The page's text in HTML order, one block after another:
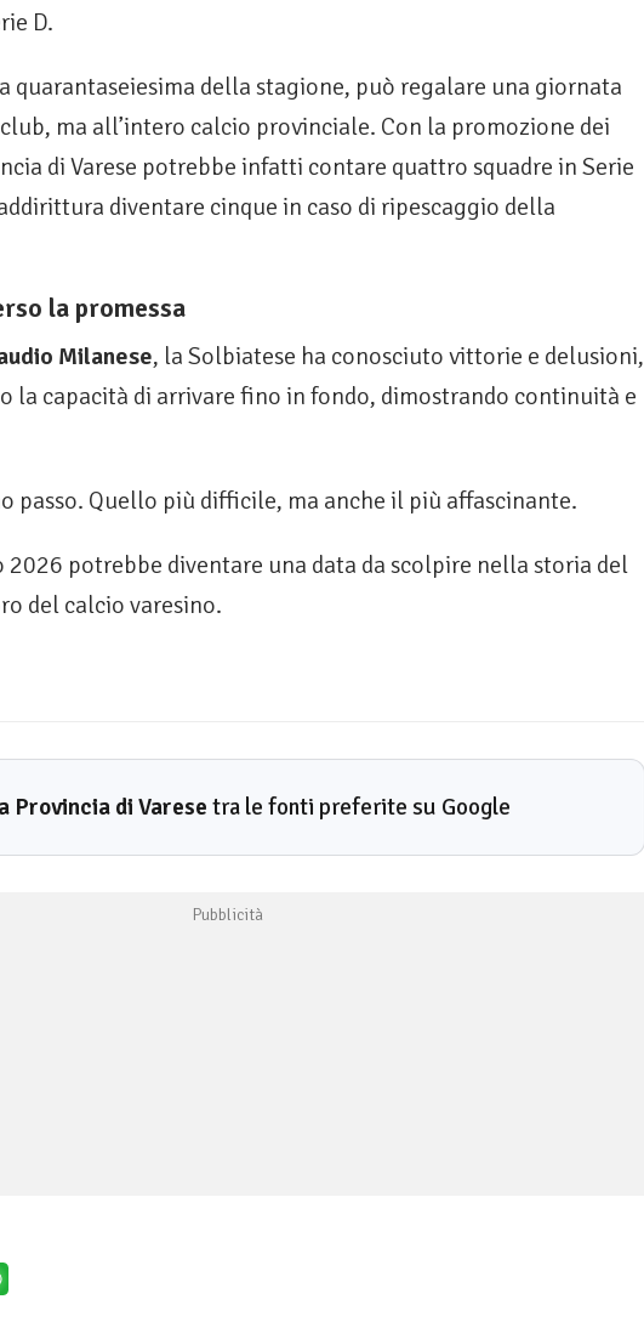
D.
quarantaseiesima della stagione, può regalare una giornata
ma all’intero calcio provinciale. Con la promozione dei
di Varese potrebbe infatti contare quattro squadre in Serie
diventare cinque in caso di ripescaggio della
la promessa
Milanese, la Solbiatese ha conosciuto vittorie e delusioni,
la capacità di arrivare fino in fondo, dimostrando continuità e
passo. Quello più difficile, ma anche il più affascinante.
2026 potrebbe diventare una data da scolpire nella storia del
del calcio varesino.
Provincia di Varese tra le fonti preferite su Google